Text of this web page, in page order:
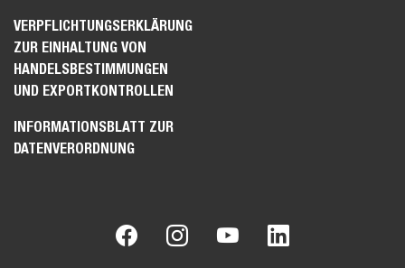
VERPFLICHTUNGSERKLÄRUNG
ZUR EINHALTUNG VON
HANDELSBESTIMMUNGEN
UND EXPORTKONTROLLEN
INFORMATIONSBLATT ZUR
DATENVERORDNUNG